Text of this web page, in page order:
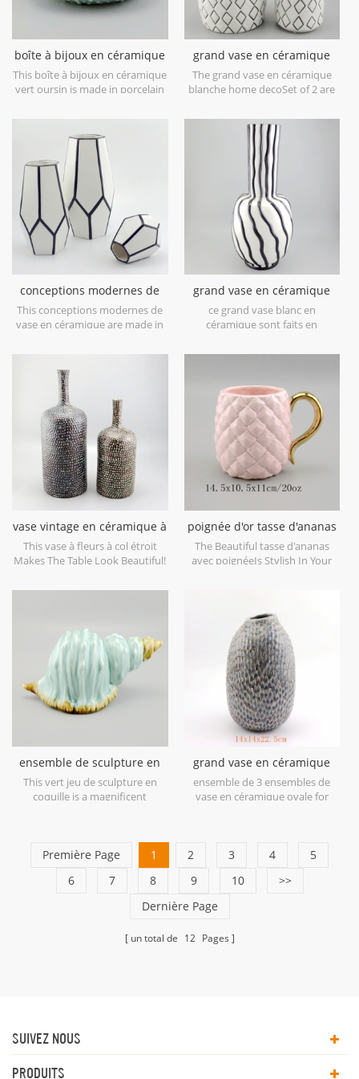
boîte à bijoux en céramique
vert oursin
This boîte à bijoux en céramique
vert oursin is made in porcelain
used for jewelry storage or dry
food and goods. Microwave safe
and food safe.
grand vase en céramique
blanche home deco
The grand vase en céramique
blanche home decoSet of 2 are
porcelain,is snow white with
transparent glaze on the
surface,different from the white
glaze finish. Is much more
beautiful,precious and high
value.
conceptions modernes de
vase en céramique blanc et
noir
This conceptions modernes de
vase en céramique are made in
decorative objects. Can be sold
individually.
grand vase en céramique
blanche avec des lignes de
peinture à la main noire
ce grand vase blanc en
céramique sont faits en
d'os, attrayant pour votre
mariage. peut être vendu
individuellement.
vase vintage en céramique à
col étroit
This vase à fleurs à col étroit
Makes The Table Look Beautiful!
poignée d'or tasse d'ananas
en céramique
The Beautiful tasse d'ananas
avec poignéeIs Stylish In Your
ensemble de sculpture en
céramique coquille verte
This vert jeu de sculpture en
coquille is a magnificent
grand vase en céramique
ovale bleu antique
ensemble de 3 ensembles de
vase en céramique ovale for
Première Page 1 2 3 4
5
6
7 8 9 10
>>
Dernière Page
un total de 12 Pages
SUIVEZ NOUS
PRODUITS